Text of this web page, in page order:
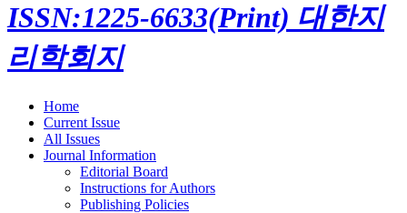
ISSN:1225-6633(Print) 대한지
리학회지
Home
Current Issue
All Issues
Journal Information
Editorial Board
Instructions for Authors
Publishing Policies